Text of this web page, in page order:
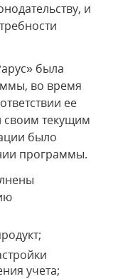
и
была
во время
ее
своим текущим
было
программы.
учета;